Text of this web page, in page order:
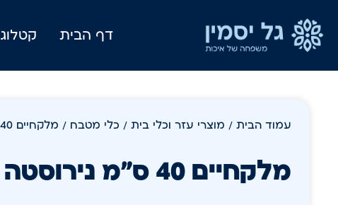
דף הבית קטלוג
עמוד הבית / מוצרי עזר וכלי בית / כלי מטבח / מלקחיים 40 ס"מ נירוסטה
מלקחיים 40 ס"מ נירוסטה